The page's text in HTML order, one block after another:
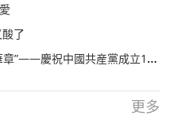
了
黨成立100週年肖宗林書畫作品展在北京舉行
更多